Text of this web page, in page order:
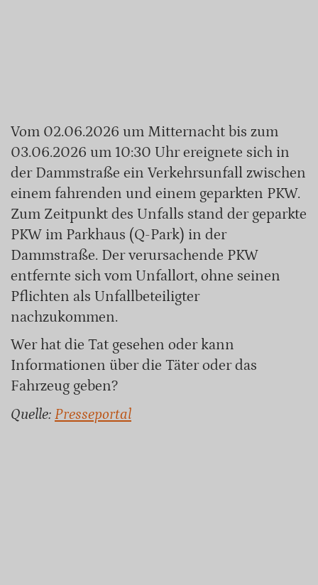
Vom 02.06.2026 um Mitternacht bis zum
03.06.2026 um 10:30 Uhr ereignete sich in
der Dammstraße ein Verkehrsunfall zwischen
einem fahrenden und einem geparkten PKW.
Zum Zeitpunkt des Unfalls stand der geparkte
PKW im Parkhaus (Q-Park) in der
Dammstraße. Der verursachende PKW
entfernte sich vom Unfallort, ohne seinen
Pflichten als Unfallbeteiligter
nachzukommen.
Wer hat die Tat gesehen oder kann
Informationen über die Täter oder das
Fahrzeug geben?
Quelle: Presseportal